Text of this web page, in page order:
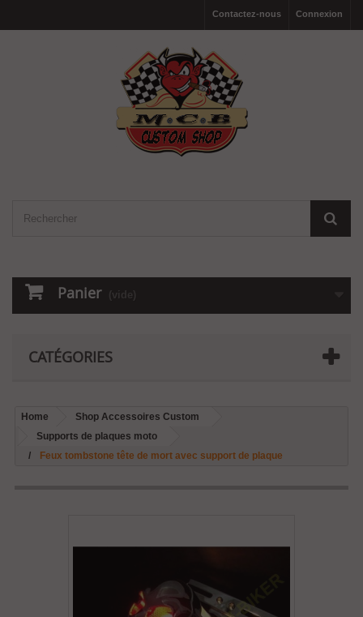
Connexion
Contactez-nous
Panier (vide)
CATÉGORIES
Home
Shop Accessoires Custom
Supports de plaques moto
Feux tombstone tête de mort avec support de plaque